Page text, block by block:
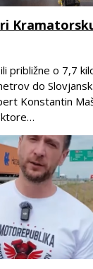
približne o 7,7
do
Konstantin